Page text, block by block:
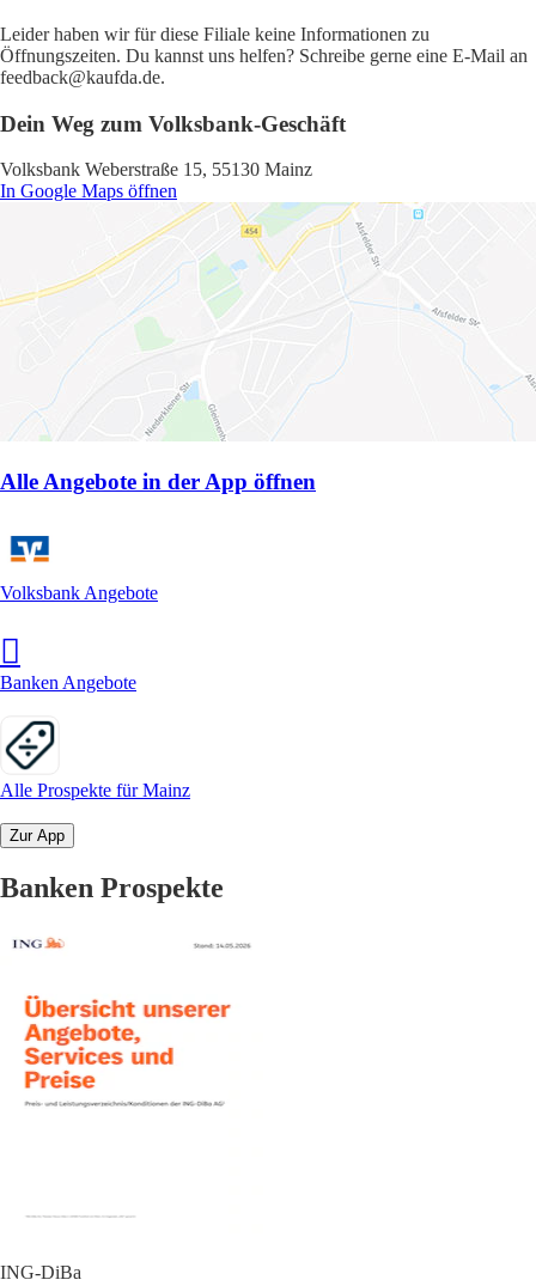
Leider haben wir für diese Filiale keine Informationen zu
Öffnungszeiten. Du kannst uns helfen? Schreibe gerne eine E-Mail an
feedback@kaufda.de.
Dein Weg zum Volksbank-Geschäft
Volksbank Weberstraße 15, 55130 Mainz
In Google Maps öffnen
Alle Angebote in der App öffnen
Volksbank Angebote
Banken Angebote
Alle Prospekte für Mainz
Zur App
Banken Prospekte
ING-DiBa